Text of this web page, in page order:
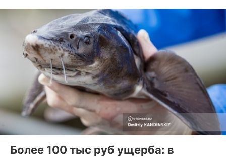
Более 100 тыс руб ущерба: в